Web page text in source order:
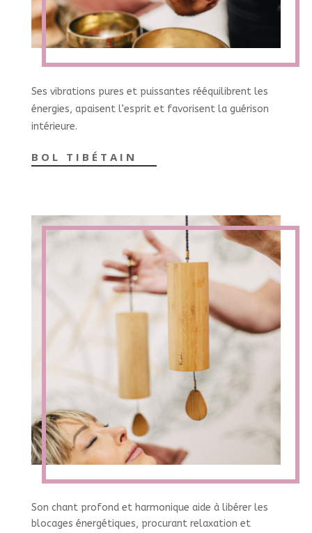
Ses vibrations pures et puissantes rééquilibrent les
énergies, apaisent l’esprit et favorisent la guérison
intérieure.
BOL TIBÉTAIN
Son chant profond et harmonique aide à libérer les
blocages énergétiques, procurant relaxation et